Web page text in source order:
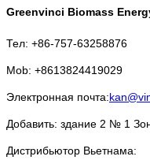
Greenvinci Biomass
Тел: +86-757-63258876
Mob: +8613824419029
Электронная почта:
Добавить: здание 2 № 1
Дистрибьютор Вьетнама: